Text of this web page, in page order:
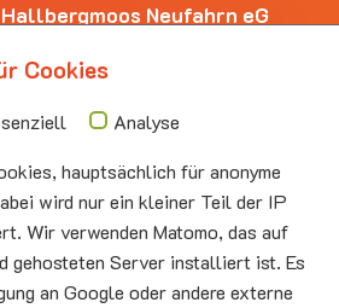
Neufahrn eG
11.00
Neufahrn
Spieletreff Neufahrn
Neufahrn
Cookies
Analyse
hauptsächlich für anonyme
wird nur ein kleiner Teil der IP
Wir verwenden Matomo, das auf
gehosteten Server installiert ist. Es
an Google oder andere externe